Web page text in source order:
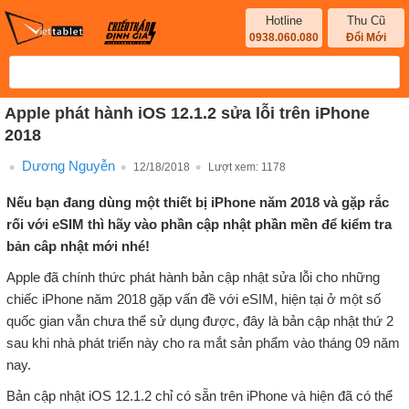
Hotline
0938.060.080
Thu Cũ
Đổi Mới
Apple phát hành iOS 12.1.2 sửa lỗi trên iPhone
2018
Dương Nguyễn 12/18/2018 Lượt xem: 1178
Nếu bạn đang dùng một thiết bị iPhone năm 2018 và gặp rắc
rối với eSIM thì hãy vào phần cập nhật phần mền để kiểm tra
bản câp nhật mới nhé!
Apple đã chính thức phát hành bản cập nhật sửa lỗi cho những
chiếc iPhone năm 2018 gặp vấn đề với eSIM, hiện tại ở một số
quốc gian vẫn chưa thể sử dụng được, đây là bản cập nhật thứ 2
sau khi nhà phát triển này cho ra mắt sản phẩm vào tháng 09 năm
nay.
Bản cập nhật iOS 12.1.2 chỉ có sẵn trên iPhone và hiện đã có thể